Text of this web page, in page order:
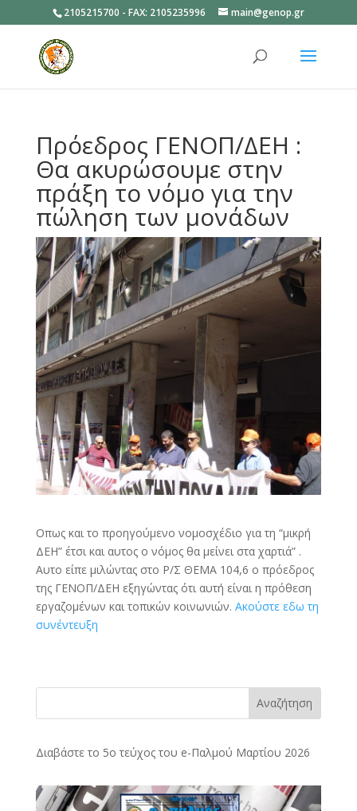
2105215700 - FAX: 2105235996 main@genop.gr
Πρόεδρος ΓΕΝΟΠ/ΔΕΗ :
Θα ακυρώσουμε στην
πράξη το νόμο για την
πώληση των μονάδων
Οπως και το προηγούμενο νομοσχέδιο για τη “μικρή
ΔΕΗ” έτσι και αυτος ο νόμος θα μείνει στα χαρτιά” .
Αυτο είπε μιλώντας στο Ρ/Σ ΘΕΜΑ 104,6 ο πρόεδρος
της ΓΕΝΟΠ/ΔΕΗ εξηγώντας ότι αυτή είναι η πρόθεση
εργαζομένων και τοπικών κοινωνιών. Ακούστε εδω τη
συνέντευξη
Αναζήτηση
Διαβάστε το 5ο τεύχος του e-Παλμού Μαρτίου 2026